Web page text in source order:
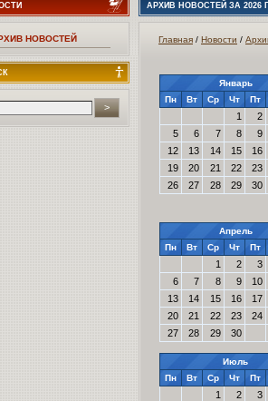
НОВОСТЕЙ
АРХИВ НОВОСТЕЙ ЗА 2026
Главная / Новости /
Январь
Пн
Вт Ср Чт Пт
1
2
5
6 7 8
9
12
13 14 15
16
19
20 21 22
23
26
27 28 29 30
Апрель
Пн
Вт Ср Чт Пт
1 2
3
6
7 8 9
10
13
14 15 16
17
20
21 22 23
24
27
28 29 30
Июль
Пн
Вт Ср Чт Пт
1 2
3